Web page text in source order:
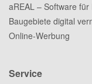
aREAL – Software
Baugebiete digital
Online-Werbung
Service